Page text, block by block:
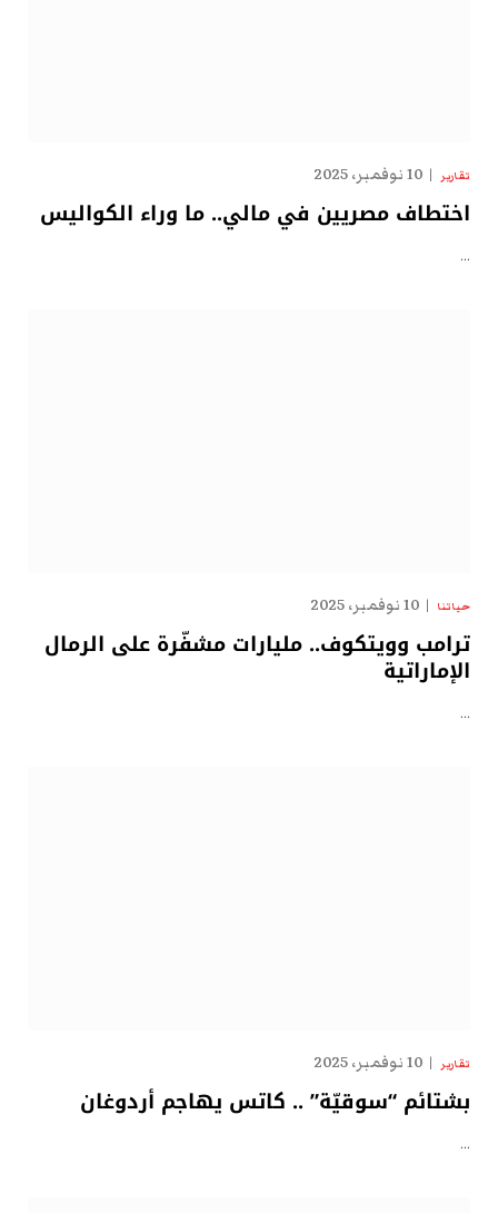
تقارير 10 نوفمبر، 2025
اختطاف مصريين في مالي.. ما وراء الكواليس
…
حياتنا 10 نوفمبر، 2025
ترامب وويتكوف.. مليارات مشفّرة على الرمال
الإماراتية
…
تقارير 10 نوفمبر، 2025
بشتائم “سوقيّة” .. كاتس يهاجم أردوغان
…